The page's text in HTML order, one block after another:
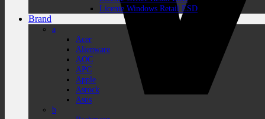
Licente Windows Retail ESD
Brand
a
Acer
Alienware
AOC
APC
Apple
Asrock
Asus
b